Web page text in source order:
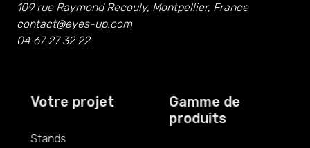
109 rue Raymond Recouly, Montpellier, France
contact@eyes-up.com
04 67 27 32 22
Votre projet
Stands
Gamme de
produits